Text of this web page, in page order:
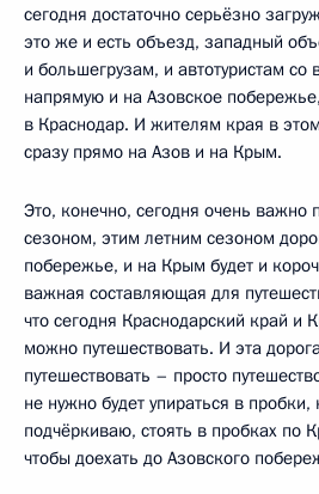
сегодня достаточно серьёзно
это же и есть объезд, западный
и большегрузам, и автотуристам со
напрямую и на Азовское
в Краснодар. И жителям края в
сразу прямо на Азов и на Крым.
Это, конечно, сегодня очень важно
сезоном, этим летним сезоном
побережье, и на Крым будет и
важная составляющая для
что сегодня Краснодарский край и
можно путешествовать. И эта
путешествовать – просто
не нужно будет упираться в
подчёркиваю, стоять в пробках по
чтобы доехать до Азовского